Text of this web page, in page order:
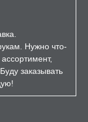
Нужно что-
заказывать